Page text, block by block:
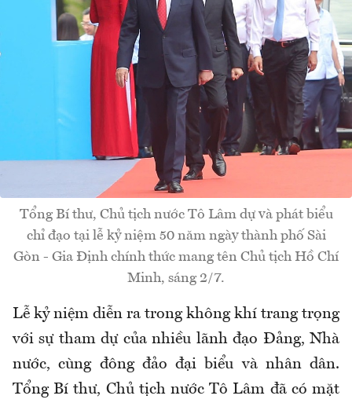
Tổng Bí thư, Chủ tịch nước Tô Lâm dự và phát biểu
chỉ đạo tại lễ kỷ niệm 50 năm ngày thành phố Sài
Gòn - Gia Định chính thức mang tên Chủ tịch Hồ Chí
Minh, sáng 2/7.
Lễ kỷ niệm diễn ra trong không khí trang trọng
với sự tham dự của nhiều lãnh đạo Đảng, Nhà
nước, cùng đông đảo đại biểu và nhân dân.
Tổng Bí thư, Chủ tịch nước Tô Lâm đã có mặt